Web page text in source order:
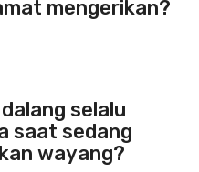
mengerikan?
selalu
saat sedang
wayang?